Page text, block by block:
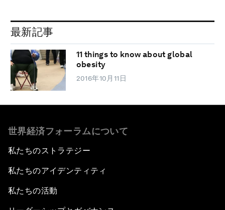
最新記事
11 things to know about global
obesity
2016年10月11日
世界経済フォーラムについて
私たちのストラテジー
私たちのアイデンティティ
私たちの活動